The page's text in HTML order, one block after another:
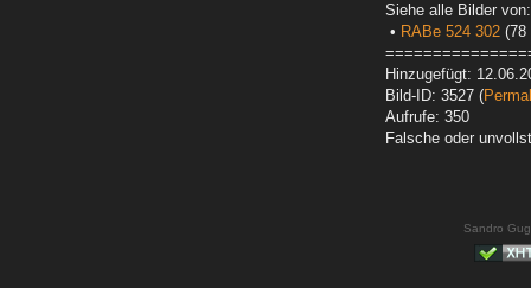
Siehe alle Bilder von:
• RABe 524 302 (78
Hinzugefügt:
Bild-ID: 3527 (
Aufrufe: 350
Falsche oder
Sandro